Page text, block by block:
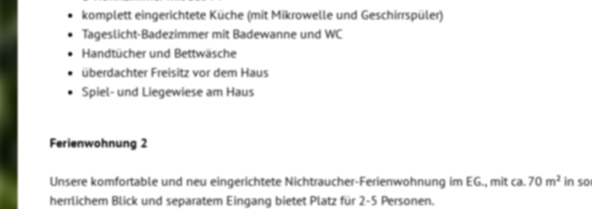
komplett eingerichtete Küche (mit Mikrowelle und Geschirrspüler)
Tageslicht-Badezimmer mit Badewanne und WC
Handtücher und Bettwäsche
überdachter Freisitz vor dem Haus
Spiel- und Liegewiese am Haus
Ferienwohnung 2
Unsere komfortable und neu eingerichtete Nichtraucher-Ferienwohnung im EG., mit ca. 70 m² in
herrlichem Blick und separatem Eingang bietet Platz für 2-5 Personen.